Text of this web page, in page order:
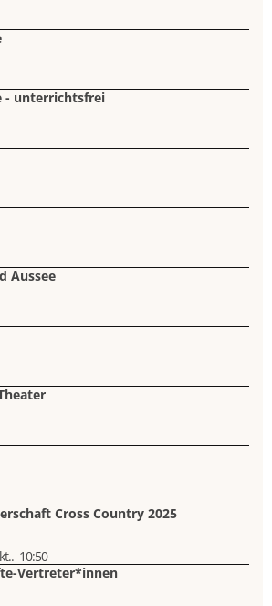
- unterrichtsfrei
Aussee
Cross Country 2025
10:50
Vertreter*innen